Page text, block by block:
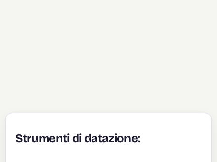
Strumenti di datazione: